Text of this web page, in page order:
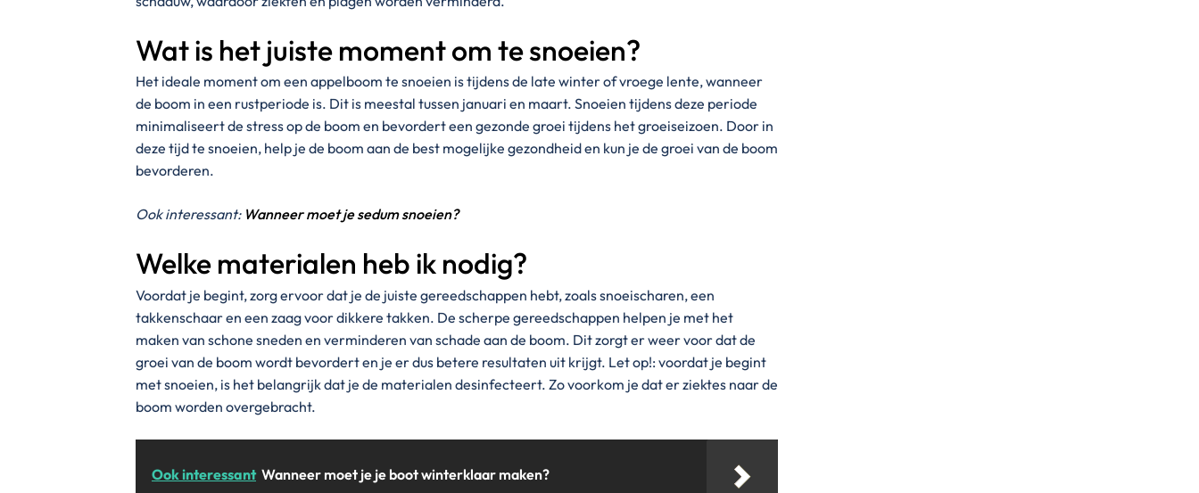
Wat is het juiste moment om te snoeien?
Het ideale moment om een appelboom te snoeien is tijdens de late winter of vroege lente, wanneer
de boom in een rustperiode is. Dit is meestal tussen januari en maart. Snoeien tijdens deze periode
minimaliseert de stress op de boom en bevordert een gezonde groei tijdens het groeiseizoen. Door in
deze tijd te snoeien, help je de boom aan de best mogelijke gezondheid en kun je de groei van de boom
bevorderen.
Ook interessant: Wanneer moet je sedum snoeien?
Welke materialen heb ik nodig?
Voordat je begint, zorg ervoor dat je de juiste gereedschappen hebt, zoals snoeischaren, een
takkenschaar en een zaag voor dikkere takken. De scherpe gereedschappen helpen je met het
maken van schone sneden en verminderen van schade aan de boom. Dit zorgt er weer voor dat de
groei van de boom wordt bevordert en je er dus betere resultaten uit krijgt. Let op!: voordat je begint
met snoeien, is het belangrijk dat je de materialen desinfecteert. Zo voorkom je dat er ziektes naar de
boom worden overgebracht.
Ook interessant Wanneer moet je je boot winterklaar maken?